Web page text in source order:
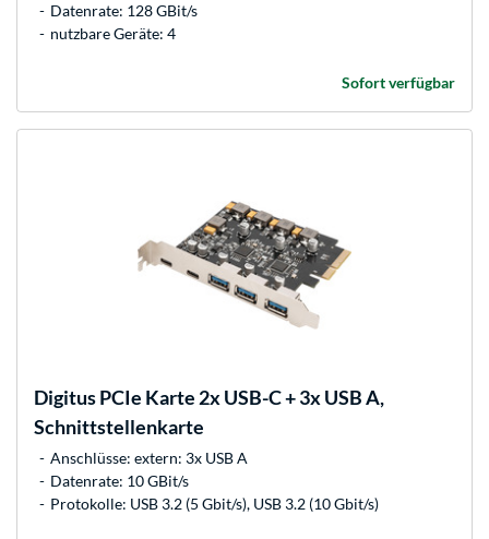
Datenrate: 128 GBit/s
nutzbare Geräte: 4
Sofort verfügbar
DigitusPCIe Karte 2x USB-C + 3x USB A,
Schnittstellenkarte
Anschlüsse: extern: 3x USB A
Datenrate: 10 GBit/s
Protokolle: USB 3.2 (5 Gbit/s), USB 3.2 (10 Gbit/s)